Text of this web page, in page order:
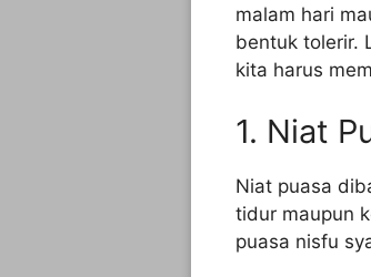
malam hari
bentuk tolerir.
kita harus
1. Niat
Niat puasa
tidur maupun
puasa nisfu